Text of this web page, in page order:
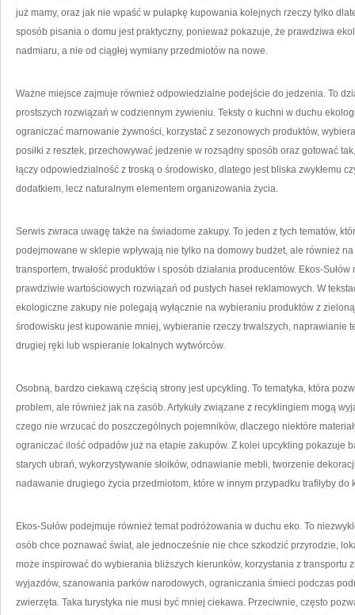
już mamy, oraz jak nie wpaść w pułapkę kupowania kolejnych rzeczy tylko
sposób pisania o domu jest praktyczny, ponieważ pokazuje, że prawdziwa
nadmiaru, a nie od ciągłej wymiany przedmiotów na nowe.
Ważne miejsce zajmuje również odpowiedzialne podejście do jedzenia. To
prostszych rozwiązań w codziennym żywieniu. Teksty o kuchni w duchu
ograniczać marnowanie żywności, korzystać z sezonowych produktów,
posiłki z resztek, przechowywać jedzenie w rozsądny sposób oraz gotować
łączy odpowiedzialność z troską o środowisko, dlatego jest bliska zwykłemu
dodatkiem, lecz naturalnym elementem organizowania życia.
Serwis zwraca uwagę także na świadome zakupy. To jeden z tych tematów,
podejmowane w sklepie wpływają nie tylko na domowy budżet, ale również
transportem, trwałość produktów i sposób działania producentów. Ekos-
prawdziwie wartościowych rozwiązań od pustych haseł reklamowych. W
ekologiczne zakupy nie polegają wyłącznie na wybieraniu produktów z
środowisku jest kupowanie mniej, wybieranie rzeczy trwalszych, naprawianie
drugiej ręki lub wspieranie lokalnych wytwórców.
Osobną, bardzo ciekawą częścią strony jest upcykling. To tematyka, która
problem, ale również jak na zasób. Artykuły związane z recyklingiem mogą
czego nie wrzucać do poszczególnych pojemników, dlaczego niektóre
ograniczać ilość odpadów już na etapie zakupów. Z kolei upcykling pokazuje
starych ubrań, wykorzystywanie słoików, odnawianie mebli, tworzenie
nadawanie drugiego życia przedmiotom, które w innym przypadku trafiłyby do
Ekos-Sułów podejmuje również temat podróżowania w duchu eko. To
osób chce poznawać świat, ale jednocześnie nie chce szkodzić przyrodzie,
może inspirować do wybierania bliższych kierunków, korzystania z transportu
wyjazdów, szanowania parków narodowych, ograniczania śmieci podczas
zwierzęta. Taka turystyka nie musi być mniej ciekawa. Przeciwnie, często